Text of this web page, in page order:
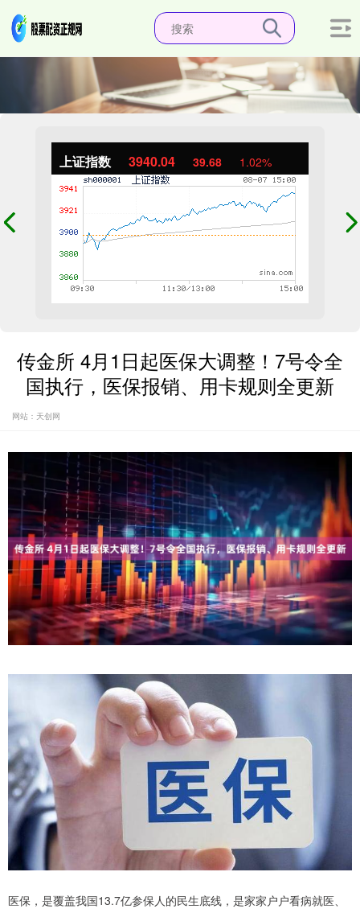
上证指数 3940.04 39.68 1.02%
传金所 4月1日起医保大调整！7号令全
国执行，医保报销、用卡规则全更新
网站：天创网
医保，是覆盖我国13.7亿参保人的民生底线，是家家户户看病就医、